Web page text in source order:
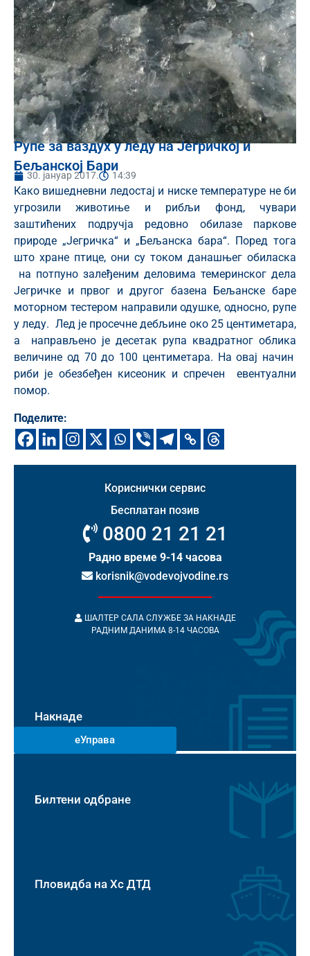
Рупе за ваздух у леду на Јегричкој и
Бељанској Бари
30. јануар 2017. 14:39
Како вишедневни ледостај и ниске температуре не би
угрозили животиње и рибљи фонд, чувари
заштићених подручја редовно обилазе паркове
природе „Јегричка“ и „Бељанска бара“. Поред тога
што хране птице, они су током данашњег обиласка
на потпуно залеђеним деловима темеринског дела
Јегричке и првог и другог базена Бељанске баре
моторном тестером направили одушке, односно, рупе
у леду. Лед је просечне дебљине око 25 центиметара,
а направљено је десетак рупа квадратног облика
величине од 70 до 100 центиметара. На овај начин
риби је обезбеђен кисеоник и спречен евентуални
помор.
Поделите:
Кориснички сервис
Бесплатан позив
0800 21 21 21
Радно време 9-14 часова
korisnik@vodevojvodine.rs
ШАЛТЕР САЛА СЛУЖБЕ ЗА НАКНАДЕ
РАДНИМ ДАНИМА 8-14 ЧАСОВА
Накнаде
еУправа
Билтени одбране
Пловидба на Хс ДТД